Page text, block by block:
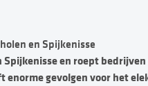
en Spijkenisse
en roept bedrijven
gevolgen voor het